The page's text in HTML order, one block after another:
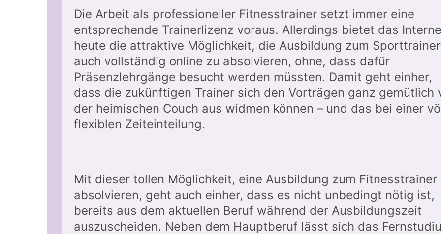
Die Arbeit als professioneller Fitnesstrainer setzt immer eine
entsprechende Trainerlizenz voraus. Allerdings bietet das
heute die attraktive Möglichkeit, die Ausbildung zum Sporttrainer
auch vollständig online zu absolvieren, ohne, dass dafür
Präsenzlehrgänge besucht werden müssten. Damit geht einher,
dass die zukünftigen Trainer sich den Vorträgen ganz gemütlich
der heimischen Couch aus widmen können – und das bei einer
flexiblen Zeiteinteilung.
Mit dieser tollen Möglichkeit, eine Ausbildung zum Fitnesstrainer
absolvieren, geht auch einher, dass es nicht unbedingt nötig ist,
bereits aus dem aktuellen Beruf während der Ausbildungszeit
auszuscheiden. Neben dem Hauptberuf lässt sich das